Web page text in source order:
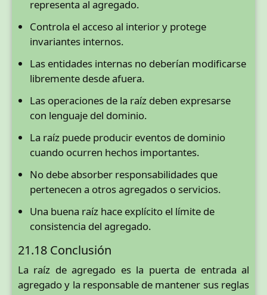
representa al agregado.
Controla el acceso al interior y protege
invariantes internos.
Las entidades internas no deberían modificarse
libremente desde afuera.
Las operaciones de la raíz deben expresarse
con lenguaje del dominio.
La raíz puede producir eventos de dominio
cuando ocurren hechos importantes.
No debe absorber responsabilidades que
pertenecen a otros agregados o servicios.
Una buena raíz hace explícito el límite de
consistencia del agregado.
21.18 Conclusión
La raíz de agregado es la puerta de entrada al
agregado y la responsable de mantener sus reglas